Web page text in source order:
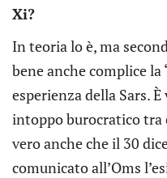
Xi?
In teoria lo è, ma
bene anche complice
esperienza della Sars.
intoppo burocratico tra
vero anche che il 30
comunicato all’Oms